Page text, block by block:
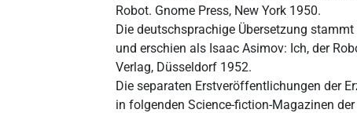
Robot. Gnome Press, New York 1950.
Die deutschsprachige Übersetzung
und erschien als Isaac Asimov: Ich, der
Verlag, Düsseldorf 1952.
Die separaten Erstveröffentlichungen der
in folgenden Science-fiction-Magazinen der